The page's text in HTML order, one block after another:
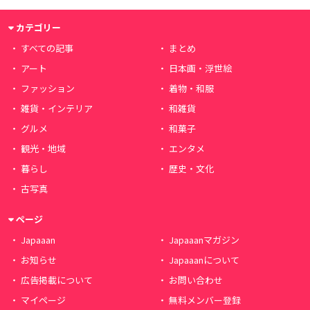
カテゴリー
すべての記事
まとめ
アート
日本画・浮世絵
ファッション
着物・和服
雑貨・インテリア
和雑貨
グルメ
和菓子
観光・地域
エンタメ
暮らし
歴史・文化
古写真
ページ
Japaaan
Japaaanマガジン
お知らせ
Japaaanについて
広告掲載について
お問い合わせ
マイページ
無料メンバー登録